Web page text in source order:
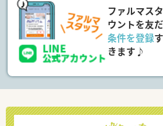
ファルマス
ウントを友
条件を登録
きます♪